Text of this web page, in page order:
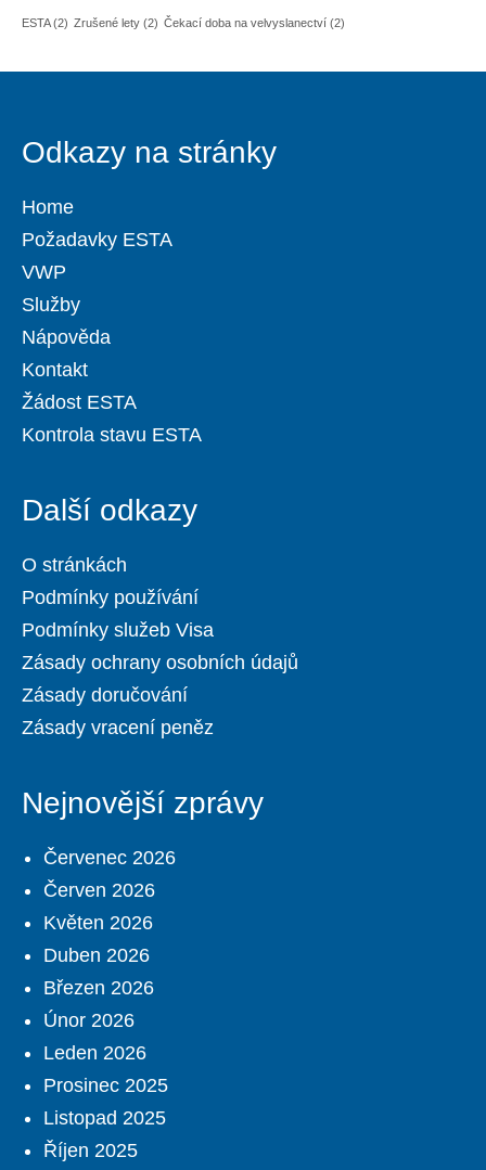
ESTA(2) Zrušené lety (2) Čekací doba na velvyslanectví (2)
Odkazy na stránky
Home
Požadavky ESTA
VWP
Služby
Nápověda
Kontakt
Žádost ESTA
Kontrola stavu ESTA
Další odkazy
O stránkách
Podmínky používání
Podmínky služeb Visa
Zásady ochrany osobních údajů
Zásady doručování
Zásady vracení peněz
Nejnovější zprávy
Červenec 2026
Červen 2026
Květen 2026
Duben 2026
Březen 2026
Únor 2026
Leden 2026
Prosinec 2025
Listopad 2025
Říjen 2025